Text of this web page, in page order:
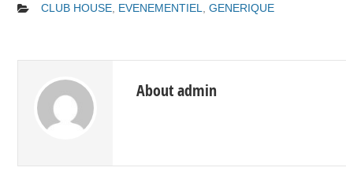
CLUB HOUSE EVENEMENTIEL GENERIQUE
About admin